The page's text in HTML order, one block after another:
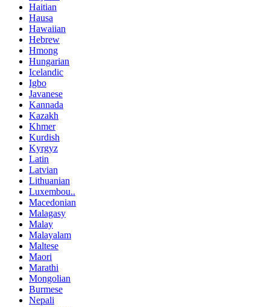
Haitian
Hausa
Hawaiian
Hebrew
Hmong
Hungarian
Icelandic
Igbo
Javanese
Kannada
Kazakh
Khmer
Kurdish
Kyrgyz
Latin
Latvian
Lithuanian
Luxembou..
Macedonian
Malagasy
Malay
Malayalam
Maltese
Maori
Marathi
Mongolian
Burmese
Nepali